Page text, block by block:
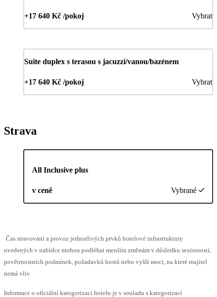
+17 640 Kč /pokoj Vybrat
Suite duplex s terasou s jacuzzi/vanou/bazénem
+17 640 Kč /pokoj Vybrat
Strava
All Inclusive plus
v ceně Vybrané
Čas stravování a provoz jednotlivých prvků hotelové infrastruktury
uvedených v nabídce mohou podléhat menším změnám v důsledku sezónnosti,
povětrnostních podmínek, požadavků hostů nebo vyšší moci, na které majitel
nemá vliv.
Informace o oficiální kategorizaci hotelu je v souladu s kategorizací